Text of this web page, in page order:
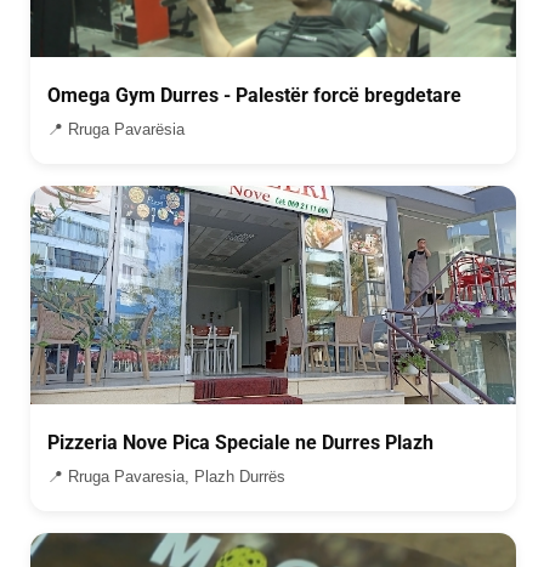
Omega Gym Durres - Palestër forcë bregdetare
📍 Rruga Pavarësia
Pizzeria Nove Pica Speciale ne Durres Plazh
📍 Rruga Pavaresia, Plazh Durrës